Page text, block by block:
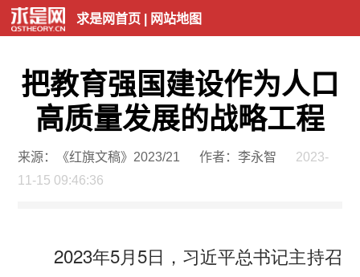
求是网首页| 网站地图
把教育强国建设作为人口
高质量发展的战略工程
来源：《红旗文稿》2023/21 作者：李永智
2023-
11-15 09:46:36
2023年5月5日，习近平总书记主持召